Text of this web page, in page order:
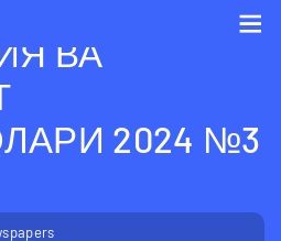
ВА
2024 №3